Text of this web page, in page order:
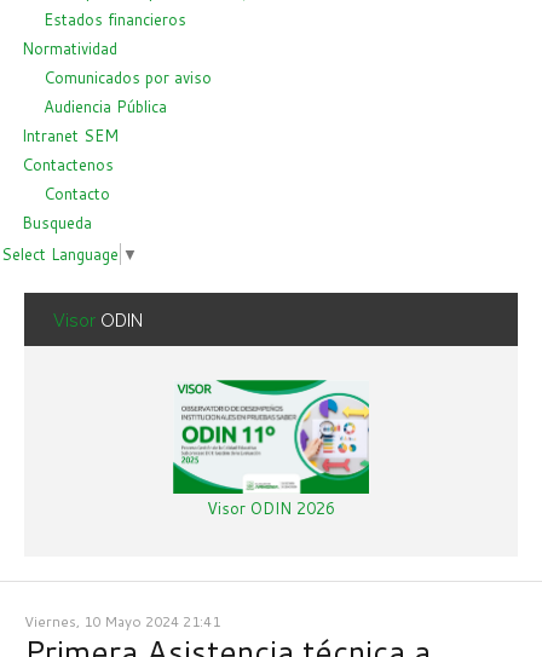
Estados financieros
Normatividad
Comunicados por aviso
Audiencia Pública
Intranet SEM
Contactenos
Contacto
Busqueda
Select Language ▼
Visor ODIN
Visor ODIN 2026
Viernes, 10 Mayo 2024 21:41